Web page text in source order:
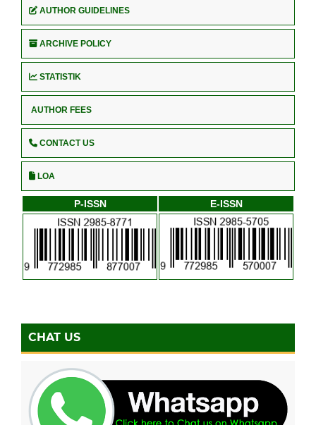
AUTHOR GUIDELINES
ARCHIVE POLICY
STATISTIK
AUTHOR FEES
CONTACT US
LOA
P-ISSN E-ISSN
CHAT US